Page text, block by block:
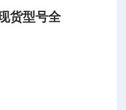
货型号全